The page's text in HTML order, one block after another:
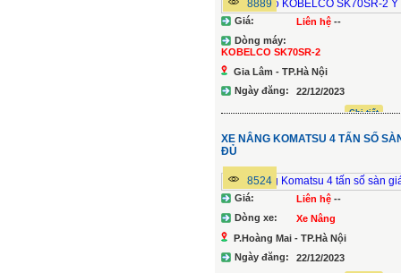
8889
Giá: Liên hệ --
Dòng máy:
KOBELCO SK70SR-2
Gia Lâm - TP.Hà Nội
Ngày đăng:
22/12/2023
Chi tiết
XE NÂNG KOMATSU 4 TẤN SỐ
ĐỦ
8524
Giá: Liên hệ --
Dòng xe:
Xe Nâng
P.Hoàng Mai - TP.Hà Nội
Ngày đăng:
22/12/2023